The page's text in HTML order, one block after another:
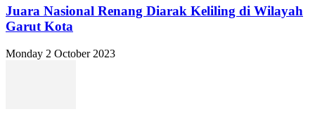
Juara Nasional Renang Diarak Keliling di Wilayah
Garut Kota
Monday 2 October 2023